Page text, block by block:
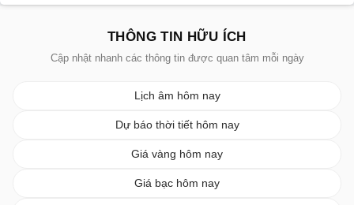
THÔNG TIN HỮU ÍCH
Cập nhật nhanh các thông tin được quan tâm mỗi ngày
Lịch âm hôm nay
Dự báo thời tiết hôm nay
Giá vàng hôm nay
Giá bạc hôm nay